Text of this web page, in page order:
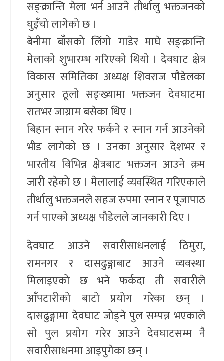
सङ्क्रान्ति मेला भर्न आउने तीर्थालु भक्तजनको
घुइँचो लागेको छ ।
बेनीमा बाँसको लिंगो गाडेर माघे सङ्क्रान्ति
मेलाको शुभारम्भ गरिएको थियो । देवघाट क्षेत्र
विकास समितिका अध्यक्ष शिवराज पौडेलका
अनुसार ठूलो सङ्ख्यामा भक्तजन देवघाटमा
रातभर जाग्राम बसेका थिए ।
बिहान स्नान गरेर फर्कने र स्नान गर्न आउनेको
भीड लागेको छ । उनका अनुसार देशभर र
भारतीय विभिन्न क्षेत्रबाट भक्तजन आउने क्रम
जारी रहेको छ । मेलालाई व्यवस्थित गरिएकाले
तीर्थालु भक्तजनले सहज रुपमा स्नान र पूजापाठ
गर्न पाएको अध्यक्ष पौडेलले जानकारी दिए ।
देवघाट आउने सवारीसाधनलाई ठिमुरा,
रामनगर र दासढुङ्गाबाट आउने व्यवस्था
मिलाइएको छ भने फर्कदा ती सवारीले
आँपटारीको बाटो प्रयोग गरेका छन् ।
दासढुङ्गामा देवघाट जोड्ने पुल सम्पन्न भएकाले
सो पुल प्रयोग गरेर आउने देवघाटसम्म नै
सवारीसाधनमा आइपुगेका छन् ।